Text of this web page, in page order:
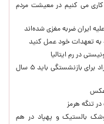
کاری می کنیم در معیشت مردم
ایران ضربه مغزی شده‌اند
به تعهدات خود عمل کنید
در رم ایتالیا
فوری؛ شرط جدید بازنشستگی اعلام شد/ این افراد برای بازنشستگی باید ۵ سال
عکس
تنگه هرمز
بالستیک و پهپاد در هم